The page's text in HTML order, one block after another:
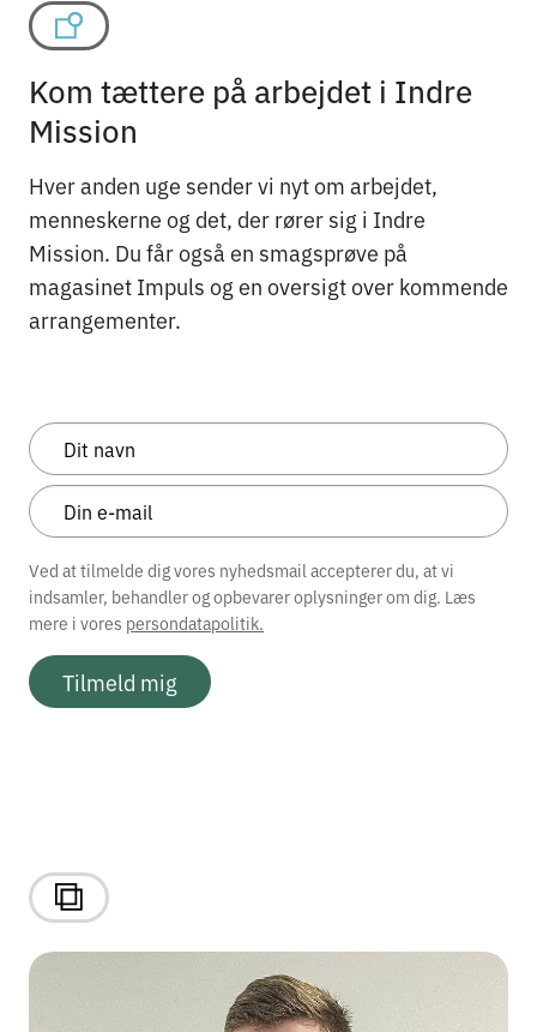
Kom tættere på arbejdet i Indre
Mission
Hver anden uge sender vi nyt om arbejdet,
menneskerne og det, der rører sig i Indre
Mission. Du får også en smagsprøve på
magasinet Impuls og en oversigt over kommende
arrangementer.
Ved at tilmelde dig vores nyhedsmail accepterer du, at vi
indsamler, behandler og opbevarer oplysninger om dig. Læs
mere i vores persondatapolitik.
Tilmeld mig